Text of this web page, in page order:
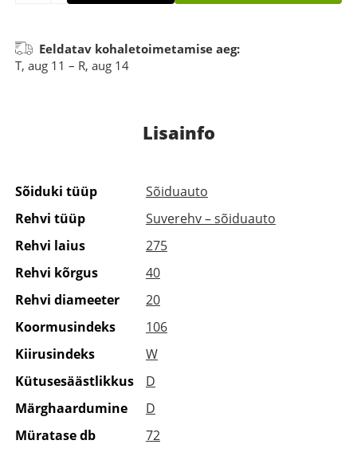
Eeldatav kohaletoimetamise aeg:
T, aug 11 – R, aug 14
Lisainfo
Sõiduki tüüp
Sõiduauto
Rehvi tüüp
Suverehv – sõiduauto
Rehvi laius
275
Rehvi kõrgus
40
Rehvi diameeter
20
Koormusindeks
106
Kiirusindeks
W
Kütusesäästlikkus
D
Märghaardumine
D
Müratase db
72